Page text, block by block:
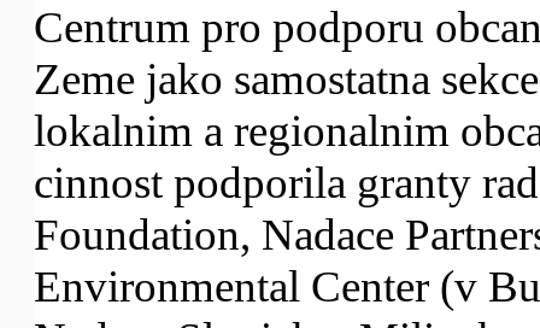
Centrum pro podporu
Zeme jako samostatna
lokalnim a regionalnim
cinnost podporila granty
Foundation, Nadace
Environmental Center (v